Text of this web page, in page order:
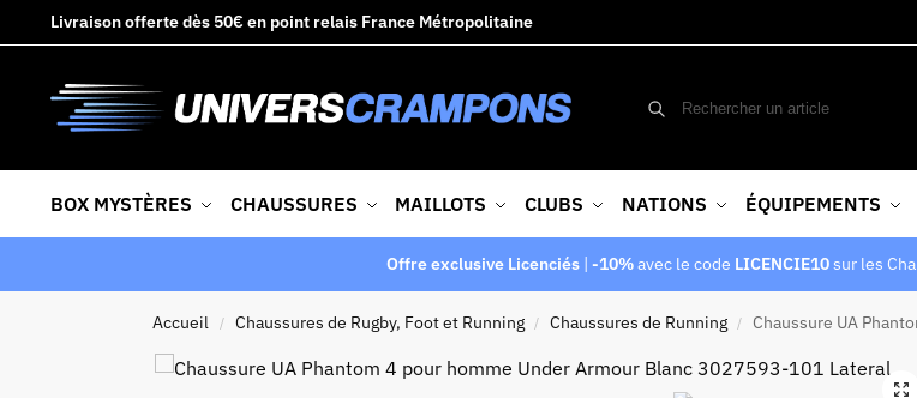
Livraison offerte dès 50€ en point relais France Métropolitaine
BOX MYSTÈRES CHAUSSURES MAILLOTS CLUBS NATIONS ÉQUIPEMENTS
Offre exclusive Licenciés| -10%avec le code LICENCIE10sur les
Accueil / Chaussures de Rugby, Foot et Running / Chaussures de Running / Chaussure UA